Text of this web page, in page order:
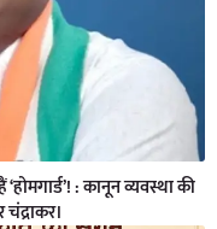
: कानून व्यवस्था की